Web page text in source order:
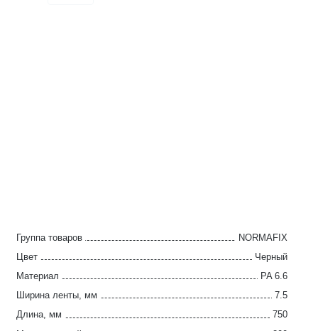
Группа товаров
NORMAFIX
Цвет
Черный
Материал
PA 6.6
Ширина ленты, мм
7.5
Длина, мм
750